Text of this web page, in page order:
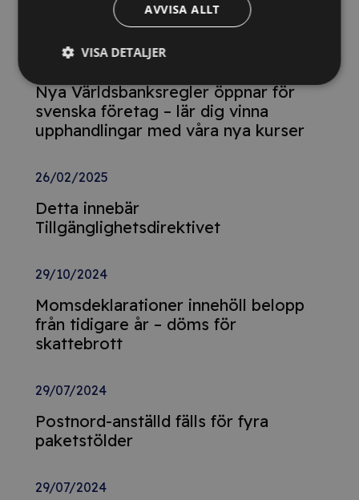
Relaterade nyheter
13/10/2025
Nya Världsbanksregler öppnar för
svenska företag – lär dig vinna
upphandlingar med våra nya kurser
26/02/2025
Detta innebär
Tillgänglighetsdirektivet
29/10/2024
Momsdeklarationer innehöll belopp
från tidigare år – döms för
skattebrott
29/07/2024
Postnord-anställd fälls för fyra
paketstölder
29/07/2024
AVVISA ALLT
VISA DETALJER